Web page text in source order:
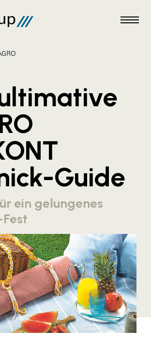
Services
Sonnenschutztechnik
Parndorf und Salzburg
Guide
ein gelungenes